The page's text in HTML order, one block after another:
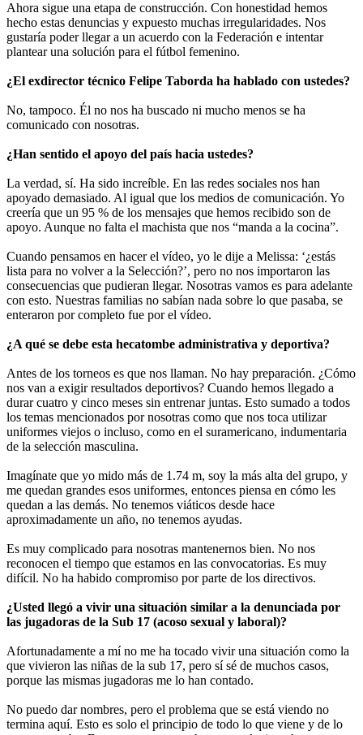
Ahora sigue una etapa de construcción. Con honestidad hemos
hecho estas denuncias y expuesto muchas irregularidades. Nos
gustaría poder llegar a un acuerdo con la Federación e intentar
plantear una solución para el fútbol femenino.
¿El exdirector técnico Felipe Taborda ha hablado con ustedes?
No, tampoco. Él no nos ha buscado ni mucho menos se ha
comunicado con nosotras.
¿Han sentido el apoyo del país hacia ustedes?
La verdad, sí. Ha sido increíble. En las redes sociales nos han
apoyado demasiado. Al igual que los medios de comunicación. Yo
creería que un 95 % de los mensajes que hemos recibido son de
apoyo. Aunque no falta el machista que nos “manda a la cocina”.
Cuando pensamos en hacer el vídeo, yo le dije a Melissa: ‘¿estás
lista para no volver a la Selección?’, pero no nos importaron las
consecuencias que pudieran llegar. Nosotras vamos es para adelante
con esto. Nuestras familias no sabían nada sobre lo que pasaba, se
enteraron por completo fue por el vídeo.
¿A qué se debe esta hecatombe administrativa y deportiva?
Antes de los torneos es que nos llaman. No hay preparación. ¿Cómo
nos van a exigir resultados deportivos? Cuando hemos llegado a
durar cuatro y cinco meses sin entrenar juntas. Esto sumado a todos
los temas mencionados por nosotras como que nos toca utilizar
uniformes viejos o incluso, como en el suramericano, indumentaria
de la selección masculina.
Imagínate que yo mido más de 1.74 m, soy la más alta del grupo, y
me quedan grandes esos uniformes, entonces piensa en cómo les
quedan a las demás. No tenemos viáticos desde hace
aproximadamente un año, no tenemos ayudas.
Es muy complicado para nosotras mantenernos bien. No nos
reconocen el tiempo que estamos en las convocatorias. Es muy
difícil. No ha habido compromiso por parte de los directivos.
¿Usted llegó a vivir una situación similar a la denunciada por
las jugadoras de la Sub 17 (acoso sexual y laboral)?
Afortunadamente a mí no me ha tocado vivir una situación como la
que vivieron las niñas de la sub 17, pero sí sé de muchos casos,
porque las mismas jugadoras me lo han contado.
No puedo dar nombres, pero el problema que se está viendo no
termina aquí. Esto es solo el principio de todo lo que viene y de lo